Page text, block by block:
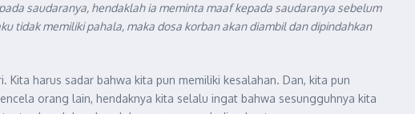
saudaranya, hendaklah ia meminta maaf kepada saudaranya sebelum
tidak memiliki pahala, maka dosa korban akan diambil dan dipindahkan
harus sadar bahwa kita pun memiliki kesalahan. Dan, kita pun
orang lain, hendaknya kita selalu ingat bahwa sesungguhnya kita